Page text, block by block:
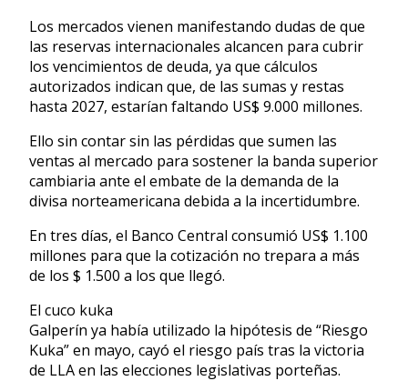
Los mercados vienen manifestando dudas de que
las reservas internacionales alcancen para cubrir
los vencimientos de deuda, ya que cálculos
autorizados indican que, de las sumas y restas
hasta 2027, estarían faltando US$ 9.000 millones.
Ello sin contar sin las pérdidas que sumen las
ventas al mercado para sostener la banda superior
cambiaria ante el embate de la demanda de la
divisa norteamericana debida a la incertidumbre.
En tres días, el Banco Central consumió US$ 1.100
millones para que la cotización no trepara a más
de los $ 1.500 a los que llegó.
El cuco kuka
Galperín ya había utilizado la hipótesis de “Riesgo
Kuka” en mayo, cayó el riesgo país tras la victoria
de LLA en las elecciones legislativas porteñas.